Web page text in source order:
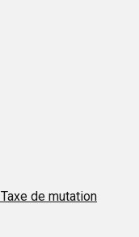
Taxe de mutation